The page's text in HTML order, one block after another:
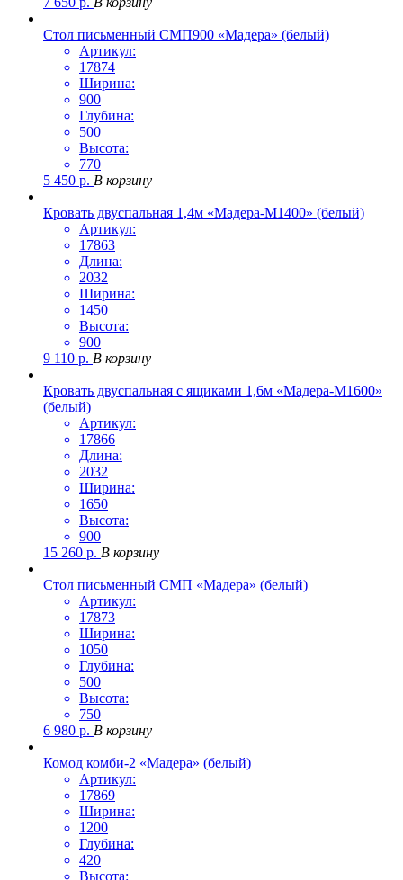
Стол письменный СМП900 «Мадера» (белый)
Артикул:
17874
Ширина:
900
Глубина:
500
Высота:
770
5 450 р. В корзину
Кровать двуспальная 1,4м «Мадера-М1400» (белый)
Артикул:
17863
Длина:
2032
Ширина:
1450
Высота:
900
9 110 р. В корзину
Кровать двуспальная с ящиками 1,6м «Мадера-М1600»
(белый)
Артикул:
17866
Длина:
2032
Ширина:
1650
Высота:
900
15 260 р. В корзину
Стол письменный СМП «Мадера» (белый)
Артикул:
17873
Ширина:
1050
Глубина:
500
Высота:
750
6 980 р. В корзину
Комод комби-2 «Мадера» (белый)
Артикул:
17869
Ширина:
1200
Глубина:
420
Высота: